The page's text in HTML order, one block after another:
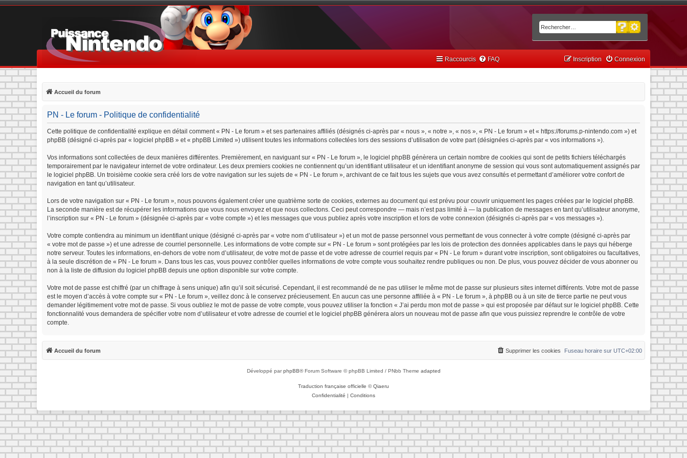
Rechercher
Recherche avancée
Raccourcis FAQ Connexion
Inscription
Accueil du forum
PN - Le forum - Politique de confidentialité
Cette politique de confidentialité explique en détail comment « PN - Le forum » et ses partenaires affiliés (désignés ci-après par « nous », « notre », « nos », « PN - Le forum » et « https://forums.p-nintendo.com ») et
phpBB (désigné ci-après par « logiciel phpBB » et « phpBB Limited ») utilisent toutes les informations collectées lors des sessions d’utilisation de votre part (désignées ci-après par « vos informations »).
Vos informations sont collectées de deux manières différentes. Premièrement, en naviguant sur « PN - Le forum », le logiciel phpBB génèrera un certain nombre de cookies qui sont de petits fichiers téléchargés
temporairement par le navigateur internet de votre ordinateur. Les deux premiers cookies ne contiennent qu’un identifiant utilisateur et un identifiant anonyme de session qui vous sont automatiquement assignés par
le logiciel phpBB. Un troisième cookie sera créé lors de votre navigation sur les sujets de « PN - Le forum », archivant de ce fait tous les sujets que vous avez consultés et permettant d’améliorer votre confort de
navigation en tant qu’utilisateur.
Lors de votre navigation sur « PN - Le forum », nous pouvons également créer une quatrième sorte de cookies, externes au document qui est prévu pour couvrir uniquement les pages créées par le logiciel phpBB.
La seconde manière est de récupérer les informations que vous nous envoyez et que nous collectons. Ceci peut correspondre — mais n’est pas limité à — la publication de messages en tant qu’utilisateur anonyme,
l’inscription sur « PN - Le forum » (désignée ci-après par « votre compte ») et les messages que vous publiez après votre inscription et lors de votre connexion (désignés ci-après par « vos messages »).
Votre compte contiendra au minimum un identifiant unique (désigné ci-après par « votre nom d’utilisateur ») et un mot de passe personnel vous permettant de vous connecter à votre compte (désigné ci-après par
« votre mot de passe ») et une adresse de courriel personnelle. Les informations de votre compte sur « PN - Le forum » sont protégées par les lois de protection des données applicables dans le pays qui héberge
notre serveur. Toutes les informations, en-dehors de votre nom d’utilisateur, de votre mot de passe et de votre adresse de courriel requis par « PN - Le forum » durant votre inscription, sont obligatoires ou facultatives,
à la seule discrétion de « PN - Le forum ». Dans tous les cas, vous pouvez contrôler quelles informations de votre compte vous souhaitez rendre publiques ou non. De plus, vous pouvez décider de vous abonner ou
non à la liste de diffusion du logiciel phpBB depuis une option disponible sur votre compte.
Votre mot de passe est chiffré (par un chiffrage à sens unique) afin qu’il soit sécurisé. Cependant, il est recommandé de ne pas utiliser le même mot de passe sur plusieurs sites internet différents. Votre mot de passe
est le moyen d’accès à votre compte sur « PN - Le forum », veillez donc à le conservez précieusement. En aucun cas une personne affiliée à « PN - Le forum », à phpBB ou à un site de tierce partie ne peut vous
demander légitimement votre mot de passe. Si vous oubliez le mot de passe de votre compte, vous pouvez utiliser la fonction « J’ai perdu mon mot de passe » qui est proposée par défaut sur le logiciel phpBB. Cette
fonctionnalité vous demandera de spécifier votre nom d’utilisateur et votre adresse de courriel et le logiciel phpBB générera alors un nouveau mot de passe afin que vous puissiez reprendre le contrôle de votre
compte.
Accueil du forum Fuseau horaire sur UTC+02:00
Supprimer les cookies
Développé parphpBB® Forum Software © phpBB Limited / PNbb Theme adapted
Traduction française officielle ©Qiaeru
Confidentialité | Conditions